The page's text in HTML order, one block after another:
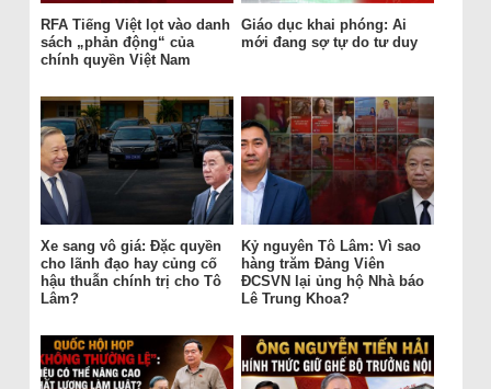
RFA Tiếng Việt lọt vào danh
sách „phản động“ của
chính quyền Việt Nam
Giáo dục khai phóng: Ai
mới đang sợ tự do tư duy
Xe sang vô giá: Đặc quyền
cho lãnh đạo hay củng cố
hậu thuẫn chính trị cho Tô
Lâm?
Kỷ nguyên Tô Lâm: Vì sao
hàng trăm Đảng Viên
ĐCSVN lại ủng hộ Nhà báo
Lê Trung Khoa?